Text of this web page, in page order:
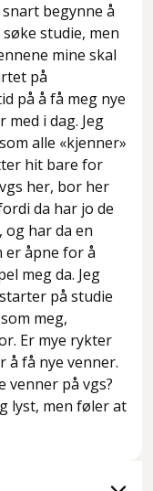
snart begynne å
studie, men
mine skal
på
på å få meg nye
i dag. Jeg
alle «kjenner»
hit bare for
her, bor her
da har jo de
og har da en
er åpne for å
meg da. Jeg
på studie
meg,
Er mye rykter
å få nye venner.
venner på vgs?
lyst, men føler at